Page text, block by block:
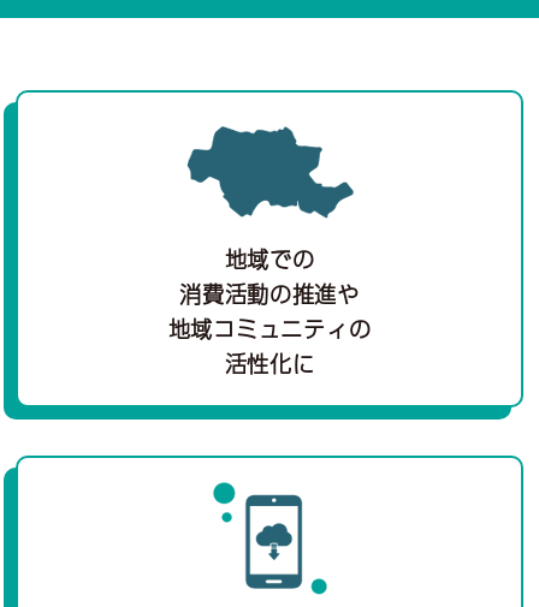
地域での
消費活動の推進や
地域コミュニティの
活性化に